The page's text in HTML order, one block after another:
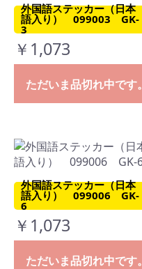
外国語ステッカー（日本
語入り） 099003 GK-
3
￥1,073
ただいま品切れ中です。
外国語ステッカー（日本
語入り） 099006 GK-
6
￥1,073
ただいま品切れ中です。